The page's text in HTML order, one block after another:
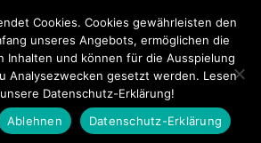
Touristiknews.de
Cookies. Cookies gewährleisten den
unseres Angebots, ermöglichen die
Inhalten und können für die Ausspielung
Analysezwecken gesetzt werden. Lesen
Datenschutz-Erklärung!
Ablehnen Datenschutz-Erklärung